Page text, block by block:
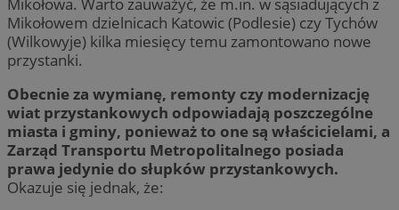
Mikołowem dzielnicach Katowic (Podlesie) czy Tychów
(Wilkowyje) kilka miesięcy temu zamontowano nowe
przystanki.
Obecnie za wymianę, remonty czy modernizację
wiat przystankowych odpowiadają poszczególne
miasta i gminy, ponieważ to one są właścicielami, a
Zarząd Transportu Metropolitalnego posiada
prawa jedynie do słupków przystankowych.
Okazuje się jednak, że: